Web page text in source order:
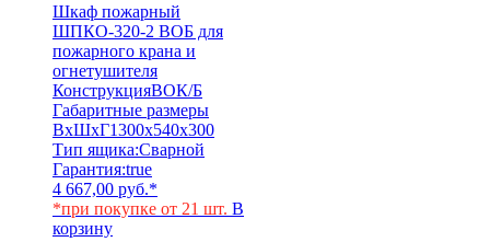
Шкаф пожарный
ШПКО-320-2 ВОБ для
пожарного крана и
огнетушителя
КонструкцияВОК/Б
Габаритные размеры
ВхШхГ1300х540х300
Тип ящика:Сварной
Гарантия:true
4 667,00 руб.*
*при покупке от 21 шт. В
корзину